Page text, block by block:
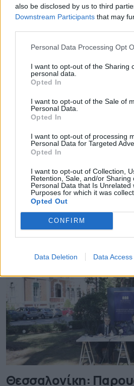
also be disclosed by us to third
Downstream Participants that may
Personal Data Processing Opt
I want to opt-out of the Sharing
personal data.
Opted In
I want to opt-out of the Sale of
Personal Data.
Opted In
I want to opt-out of processing
Personal Data for Targeted
Opted In
I want to opt-out of Collection,
Retention, Sale, and/or Sharing
Personal Data that Is Unrelated
Purposes for which it was
Opted Out
CONFIRM
Data Deletion Data Access
Σημαντική
Αθηναίων από τα
Awards για τις
την πράσινη
Συνεχίζει να δίνει δυναμικά
κοινωνικά «φόρα» της Ευρώπης
παρουσιάζοντας τις προτάσεις
διασφαλίζουν ένα βιώσιμο
Ευρώπης. Ο Δήμαρχος Αθηναίων
Μπακογιάννης μιλώντας στο
συνομιλητές την Καγκελάριο
της πόλης Turku […]
05.03.2021 - 12.15
Θεσσαλονίκη: